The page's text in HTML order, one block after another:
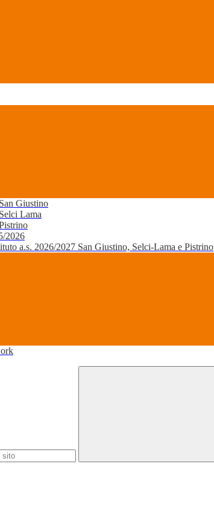
Giustino
Lama
2026
a.s. 2026/2027 San Giustino, Selci-Lama e Pistrino